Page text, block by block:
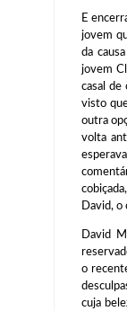
E
jovem
da
jovem
casal de
visto
outra
volta
David, o
David
o
cuja